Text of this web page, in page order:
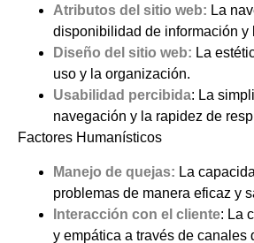
Atributos del sitio web: La
disponibilidad de información y
Diseño del sitio web: La
uso y la organización.
Usabilidad percibida: La
navegación y la rapidez de
Factores Humanísticos
Manejo de quejas: La
problemas de manera eficaz y
Interacción con el cliente: La
y empática a través de canales